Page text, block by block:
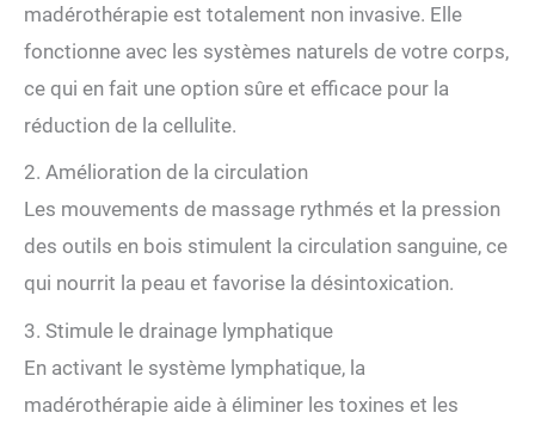
madérothérapie est totalement non invasive. Elle
fonctionne avec les systèmes naturels de votre corps,
ce qui en fait une option sûre et efficace pour la
réduction de la cellulite.
2. Amélioration de la circulation
Les mouvements de massage rythmés et la pression
des outils en bois stimulent la circulation sanguine, ce
qui nourrit la peau et favorise la désintoxication.
3. Stimule le drainage lymphatique
En activant le système lymphatique, la
madérothérapie aide à éliminer les toxines et les